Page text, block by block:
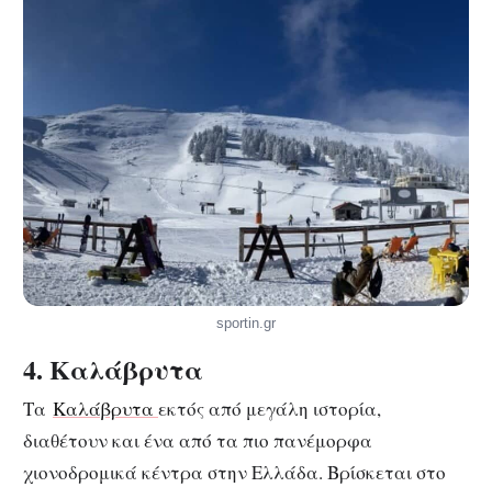
sportin.gr
4. Καλάβρυτα
Τα Καλάβρυτα εκτός από μεγάλη ιστορία,
διαθέτουν και ένα από τα πιο πανέμορφα
χιονοδρομικά κέντρα στην Ελλάδα. Βρίσκεται στο